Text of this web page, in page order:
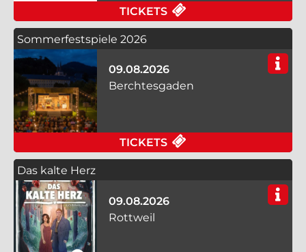
TICKETS
Sommerfestspiele 2026
09.08.2026
Berchtesgaden
TICKETS
Das kalte Herz
09.08.2026
Rottweil